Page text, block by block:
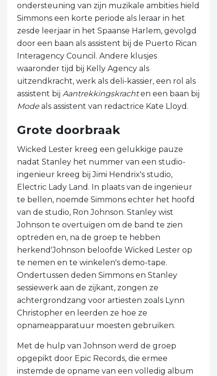
ondersteuning van zijn muzikale ambities hield
Simmons een korte periode als leraar in het
zesde leerjaar in het Spaanse Harlem, gevolgd
door een baan als assistent bij de Puerto Rican
Interagency Council. Andere klusjes
waaronder tijd bij Kelly Agency als
uitzendkracht, werk als deli-kassier, een rol als
assistent bij Aantrekkingskrachten een baan bij
Modeals assistent van redactrice Kate Lloyd.
Grote doorbraak
Wicked Lester kreeg een gelukkige pauze
nadat Stanley het nummer van een studio-
ingenieur kreeg bij Jimi Hendrix's studio,
Electric Lady Land. In plaats van de ingenieur
te bellen, noemde Simmons echter het hoofd
van de studio, Ron Johnson. Stanley wist
Johnson te overtuigen om de band te zien
optreden en, na de groep te hebben
herkend'Johnson beloofde Wicked Lester op
te nemen en te winkelen's demo-tape.
Ondertussen deden Simmons en Stanley
sessiewerk aan de zijkant, zongen ze
achtergrondzang voor artiesten zoals Lynn
Christopher en leerden ze hoe ze
opnameapparatuur moesten gebruiken.
Met de hulp van Johnson werd de groep
opgepikt door Epic Records, die ermee
instemde de opname van een volledig album